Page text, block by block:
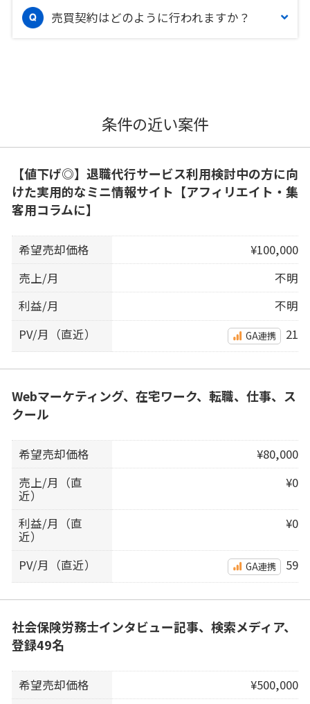
売買契約はどのように行われますか？
条件の近い案件
【値下げ◎】退職代行サービス利用検討中の方に向
けた実用的なミニ情報サイト【アフィリエイト・集
客用コラムに】
希望売却価格
¥100,000
売上/月
不明
利益/月
不明
PV/月（直近）
GA連携 21
Webマーケティング、在宅ワーク、転職、仕事、ス
クール
希望売却価格
¥80,000
売上/月（直
近）
¥0
利益/月（直
近）
¥0
PV/月（直近） GA連携 59
社会保険労務士インタビュー記事、検索メディア、
登録49名
希望売却価格
¥500,000